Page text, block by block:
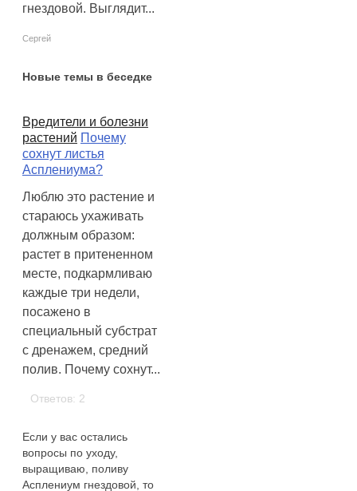
гнездовой. Выглядит...
Сергей
Новые темы в беседке
Вредители и болезни
растений Почему
сохнут листья
Асплениума?
Люблю это растение и
стараюсь ухаживать
должным образом:
растет в притененном
месте, подкармливаю
каждые три недели,
посажено в
специальный субстрат
с дренажем, средний
полив. Почему сохнут...
Ответов: 2
Если у вас остались
вопросы по уходу,
выращиваю, поливу
Асплениум гнездовой, то